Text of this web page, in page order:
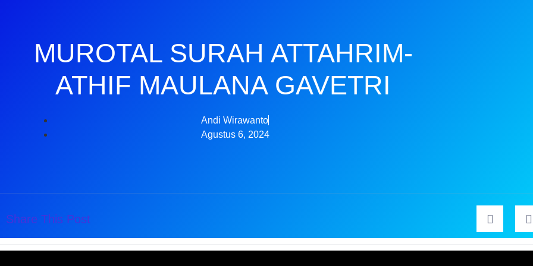
MUROTAL SURAH ATTAHRIM-
ATHIF MAULANA GAVETRI
Andi Wirawanto
Agustus 6, 2024
Share This Post